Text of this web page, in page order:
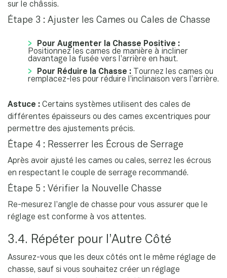
sur le châssis.
Étape 3 : Ajuster les Cames ou Cales de Chasse
Pour Augmenter la Chasse Positive :
Positionnez les cames de manière à incliner
davantage la fusée vers l’arrière en haut.
Pour Réduire la Chasse : Tournez les cames ou
remplacez-les pour réduire l’inclinaison vers l’arrière.
Astuce : Certains systèmes utilisent des cales de
différentes épaisseurs ou des cames excentriques pour
permettre des ajustements précis.
Étape 4 : Resserrer les Écrous de Serrage
Après avoir ajusté les cames ou cales, serrez les écrous
en respectant le couple de serrage recommandé.
Étape 5 : Vérifier la Nouvelle Chasse
Re-mesurez l’angle de chasse pour vous assurer que le
réglage est conforme à vos attentes.
3.4. Répéter pour l’Autre Côté
Assurez-vous que les deux côtés ont le même réglage de
chasse, sauf si vous souhaitez créer un réglage